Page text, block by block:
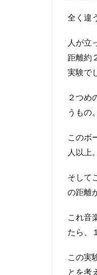
全く違
人が立
距離約
実験で
２つめ
うもの。
このボ
人以上。
そして
の距離
これ音
たら、
この実
とを考